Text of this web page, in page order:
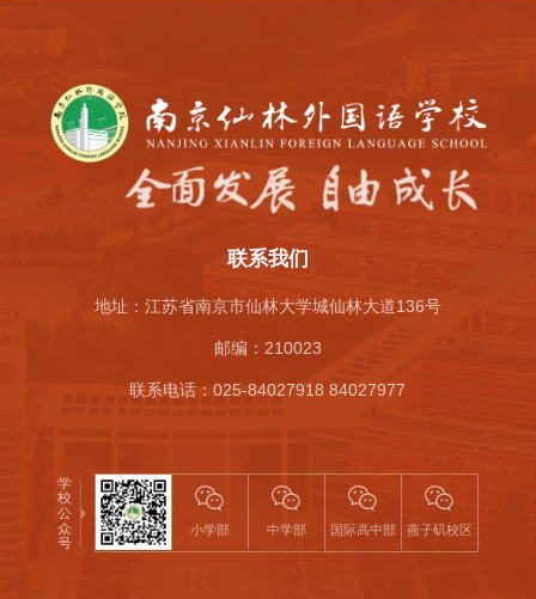
联系我们
地址：江苏省南京市仙林大学城仙林大道136号
邮编：210023
联系电话：025-84027918 84027977